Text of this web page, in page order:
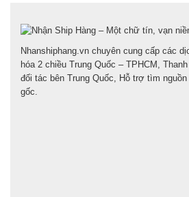
Nhanshiphang.vn chuyên cung cấp các
hóa 2 chiều Trung Quốc – TPHCM,
đối tác bên Trung Quốc, Hỗ trợ tìm
gốc.